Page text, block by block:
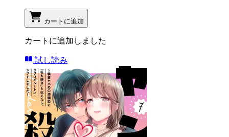
カートに追加
カートに追加しました
試し読み